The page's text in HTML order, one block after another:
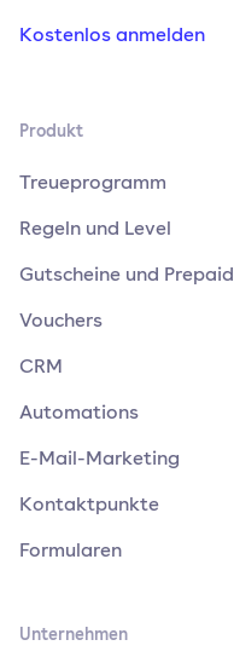
Kostenlos anmelden
Produkt
Treueprogramm
Regeln und Level
Gutscheine und Prepaid
Vouchers
CRM
Automations
E-Mail-Marketing
Kontaktpunkte
Formularen
Unternehmen